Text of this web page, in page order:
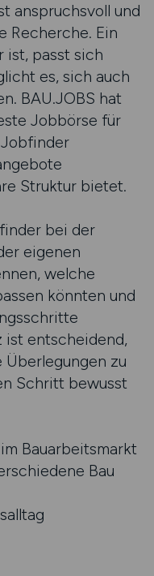
anspruchsvoll und
Recherche. Ein
ist, passt sich
es, sich auch
BAU.JOBS hat
Jobbörse für
Struktur bietet.
bei der
eigenen
welche
könnten und
ist entscheidend,
zu
Schritt bewusst
Bauarbeitsmarkt
Bau